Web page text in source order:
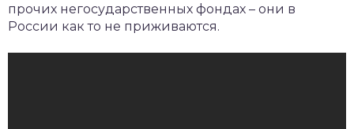
прочих негосударственных фондах – они в
России как то не приживаются.